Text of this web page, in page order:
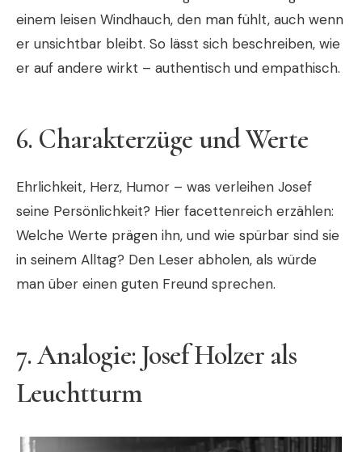
einem leisen Windhauch, den man fühlt, auch wenn
er unsichtbar bleibt. So lässt sich beschreiben, wie
er auf andere wirkt – authentisch und empathisch.
6. Charakterzüge und Werte
Ehrlichkeit, Herz, Humor – was verleihen Josef
seine Persönlichkeit? Hier facettenreich erzählen:
Welche Werte prägen ihn, und wie spürbar sind sie
in seinem Alltag? Den Leser abholen, als würde
man über einen guten Freund sprechen.
7.Analogie: Josef Holzer als
Leuchtturm